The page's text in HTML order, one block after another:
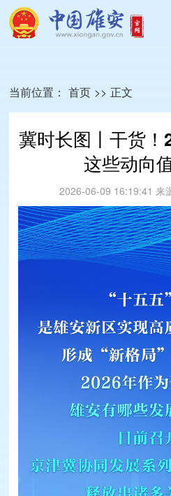
当前位置： 首页 >> 正文
冀时长图丨干货！
这些动向
2026-06-09 16:19:41 来